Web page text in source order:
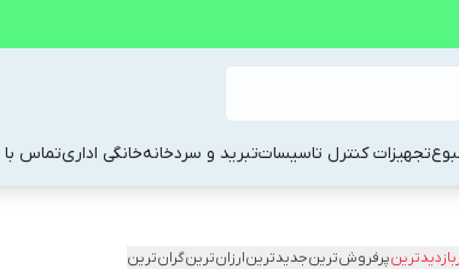
تجهیزات کنترل تاسیساتتبرید و سردخانهخانگی اداریتماس با
پرفروش‌ترینجدیدترینارزان‌ترینگران‌ترین